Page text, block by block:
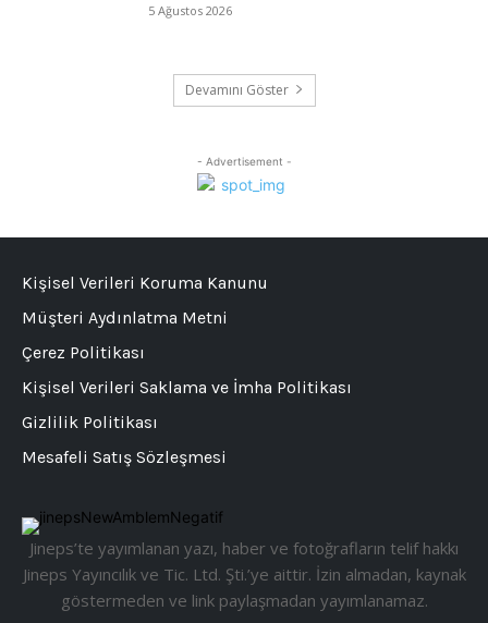
5 Ağustos 2026
Devamını Göster
- Advertisement -
Jineps’te yayımlanan yazı, haber ve fotoğrafların telif hakkı
Jineps Yayıncılık ve Tic. Ltd. Şti.’ye aittir. İzin almadan, kaynak
göstermeden ve link paylaşmadan yayımlanamaz.
Kişisel Verileri Koruma Kanunu
Müşteri Aydınlatma Metni
Çerez Politikası
Kişisel Verileri Saklama ve İmha Politikası
Gizlilik Politikası
Mesafeli Satış Sözleşmesi